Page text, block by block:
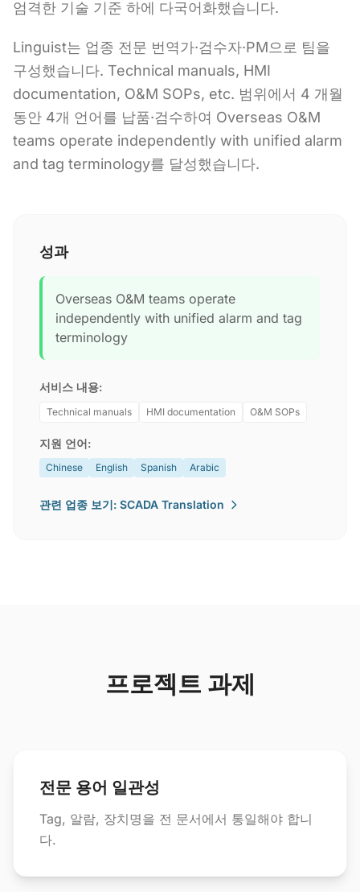
엄격한 기술 기준 하에 다국어화했습니다.
Linguist는 업종 전문 번역가·검수자·PM으로 팀을
구성했습니다. Technical manuals, HMI
documentation, O&M SOPs, etc. 범위에서 4 개월
동안 4개 언어를 납품·검수하여 Overseas O&M
teams operate independently with unified alarm
and tag terminology를 달성했습니다.
성과
Overseas O&M teams operate
independently with unified alarm and tag
terminology
서비스 내용:
Technical manuals HMI documentation O&M SOPs
지원 언어:
Chinese English Spanish Arabic
관련 업종 보기: SCADA Translation
프로젝트 과제
전문 용어 일관성
Tag, 알람, 장치명을 전 문서에서 통일해야 합니
다.